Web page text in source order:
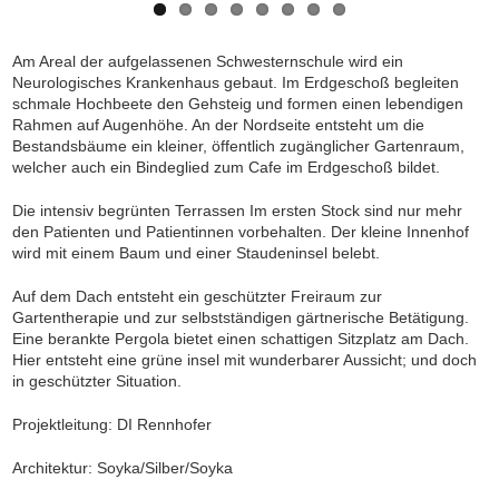
Am Areal der aufgelassenen Schwesternschule wird ein
Neurologisches Krankenhausgebaut. Im Erdgeschoß begleiten
schmale Hochbeete den Gehsteig und formen einen lebendigen
Rahmen auf Augenhöhe. An der Nordseite entsteht um die
Bestandsbäume ein kleiner, öffentlich zugänglicher Gartenraum,
welcher auch ein Bindeglied zum Cafe im Erdgeschoß bildet.
Die intensiv begrüntenTerrassen Im ersten Stock sind nur mehr
den Patienten und Patientinnen vorbehalten. Der kleine Innenhof
wird mit einem Baum und einer Staudeninsel belebt.
Auf dem Dach entsteht ein geschützter Freiraum zur
Gartentherapie und zur selbstständigen gärtnerische Betätigung.
Eine berankte Pergola bietet einen schattigen Sitzplatz am Dach.
Hier entsteht eine grüne insel mit wunderbarer Aussicht; und doch
in geschützter Situation.
Projektleitung: DI Rennhofer
Architektur: Soyka/Silber/Soyka